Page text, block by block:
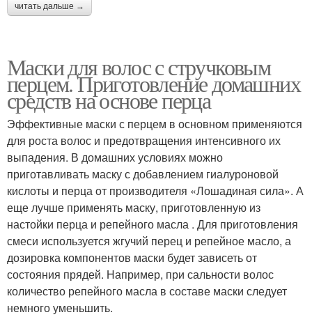
читать дальше →
Маски для волос с стручковым
перцем. Приготовление домашних
средств на основе перца
Эффективные маски с перцем в основном применяются
для роста волос и предотвращения интенсивного их
выпадения. В домашних условиях можно
приготавливать маску с добавлением гиалуроновой
кислоты и перца от производителя «Лошадиная сила». А
еще лучше применять маску, приготовленную из
настойки перца и репейного масла . Для приготовления
смеси используется жгучий перец и репейное масло, а
дозировка компонентов маски будет зависеть от
состояния прядей. Например, при сальности волос
количество репейного масла в составе маски следует
немного уменьшить.